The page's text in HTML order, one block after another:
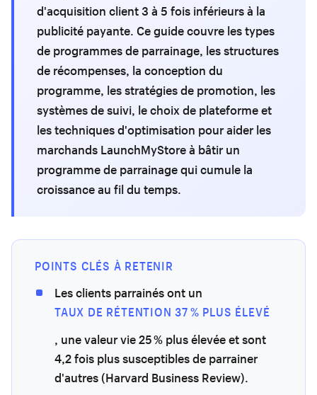
d'acquisition client 3 à 5 fois inférieurs à la
publicité payante. Ce guide couvre les types
de programmes de parrainage, les structures
de récompenses, la conception du
programme, les stratégies de promotion, les
systèmes de suivi, le choix de plateforme et
les techniques d'optimisation pour aider les
marchands LaunchMyStore à bâtir un
programme de parrainage qui cumule la
croissance au fil du temps.
POINTS CLÉS À RETENIR
Les clients parrainés ont un
TAUX DE RÉTENTION 37 % PLUS ÉLEVÉ
, une valeur vie 25 % plus élevée et sont
4,2 fois plus susceptibles de parrainer
d'autres (Harvard Business Review).